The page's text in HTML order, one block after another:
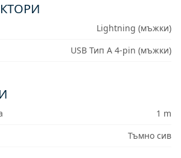
Lightning (мъжки)
USB Тип A 4-pin (мъжки)
1 m
Тъмно сив